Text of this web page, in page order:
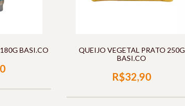
BASI.CO
QUEIJO VEGETAL PRATO 250G
BASI.CO
R$32,90